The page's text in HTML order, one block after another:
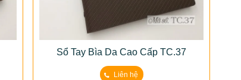
Sổ Tay Bìa Da Cao Cấp TC.37
Liên hệ